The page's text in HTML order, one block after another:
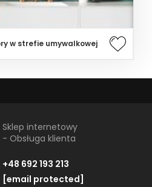
w strefie umywalkowej
Sklep internetowy
- Obsługa klienta
+48 692 193 213
[email protected]